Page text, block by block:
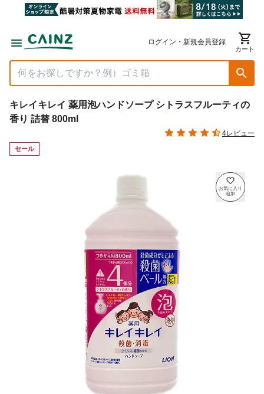
ログイン・新規会員登録
カート
キレイキレイ 薬用泡ハンドソープ シトラスフルーティの
香り 詰替 800ml
4レビュー
セール